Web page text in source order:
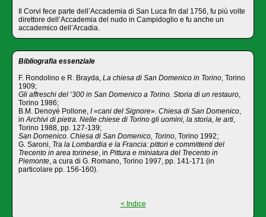
Il Corvi fece parte dell’Accademia di San Luca fin dal 1756, fu più volte
direttore dell’Accademia del nudo in Campidoglio e fu anche un
accademico dell’Arcadia.
Bibliografia essenziale
F. Rondolino e R. Brayda, La chiesa di San Domenico in Torino, Torino
1909;
Gli affreschi del ‘300 in San Domenico a Torino. Storia di un restauro,
Torino 1986;
B.M. Denoyé Pollone, I «cani del Signore». Chiesa di San Domenico,
inArchivi di pietra. Nelle chiese di Torino gli uomini, la storia, le arti,
Torino 1988, pp. 127-139;
San Domenico. Chiesa di San Domenico, Torino, Torino 1992;
G. Saroni, Tra la Lombardia e la Francia: pittori e committenti del
Trecento in area torinese, in Pittura e miniatura del Trecento in
Piemonte, a cura di G. Romano, Torino 1997, pp. 141-171 (in
particolare pp. 156-160).
< Indice